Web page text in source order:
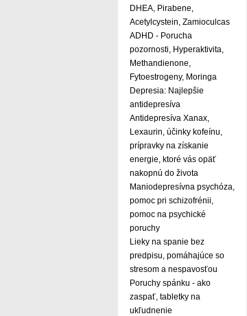
DHEA, Pirabene,
Acetylcystein, Zamioculcas
ADHD - Porucha
pozornosti, Hyperaktivita,
Methandienone,
Fytoestrogeny, Moringa
Depresia: Najlepšie
antidepresíva
Antidepresíva Xanax,
Lexaurin, účinky kofeínu,
prípravky na získanie
energie, ktoré vás opäť
nakopnú do života
Maniodepresívna psychóza,
pomoc pri schizofrénii,
pomoc na psychické
poruchy
Lieky na spanie bez
predpisu, pomáhajúce so
stresom a nespavosťou
Poruchy spánku - ako
zaspať, tabletky na
ukľudnenie